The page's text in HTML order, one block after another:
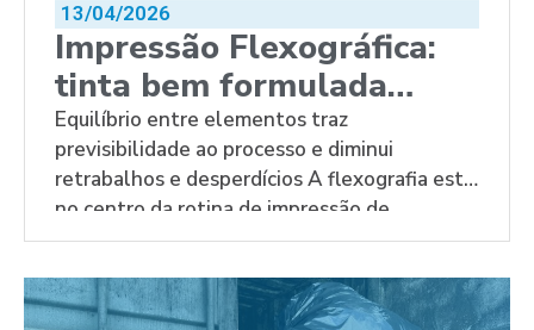
13/04/2026
Impressão Flexográfica:
tinta bem formulada
ajuda a reduzir
desperdícios na indústria
Equilíbrio entre elementos traz
previsibilidade ao processo e diminui
retrabalhos e desperdícios A flexografia está
no centro da rotina de impressão de
embalagens e rótulos, um mercado que
segundo o relatório The Future of Package